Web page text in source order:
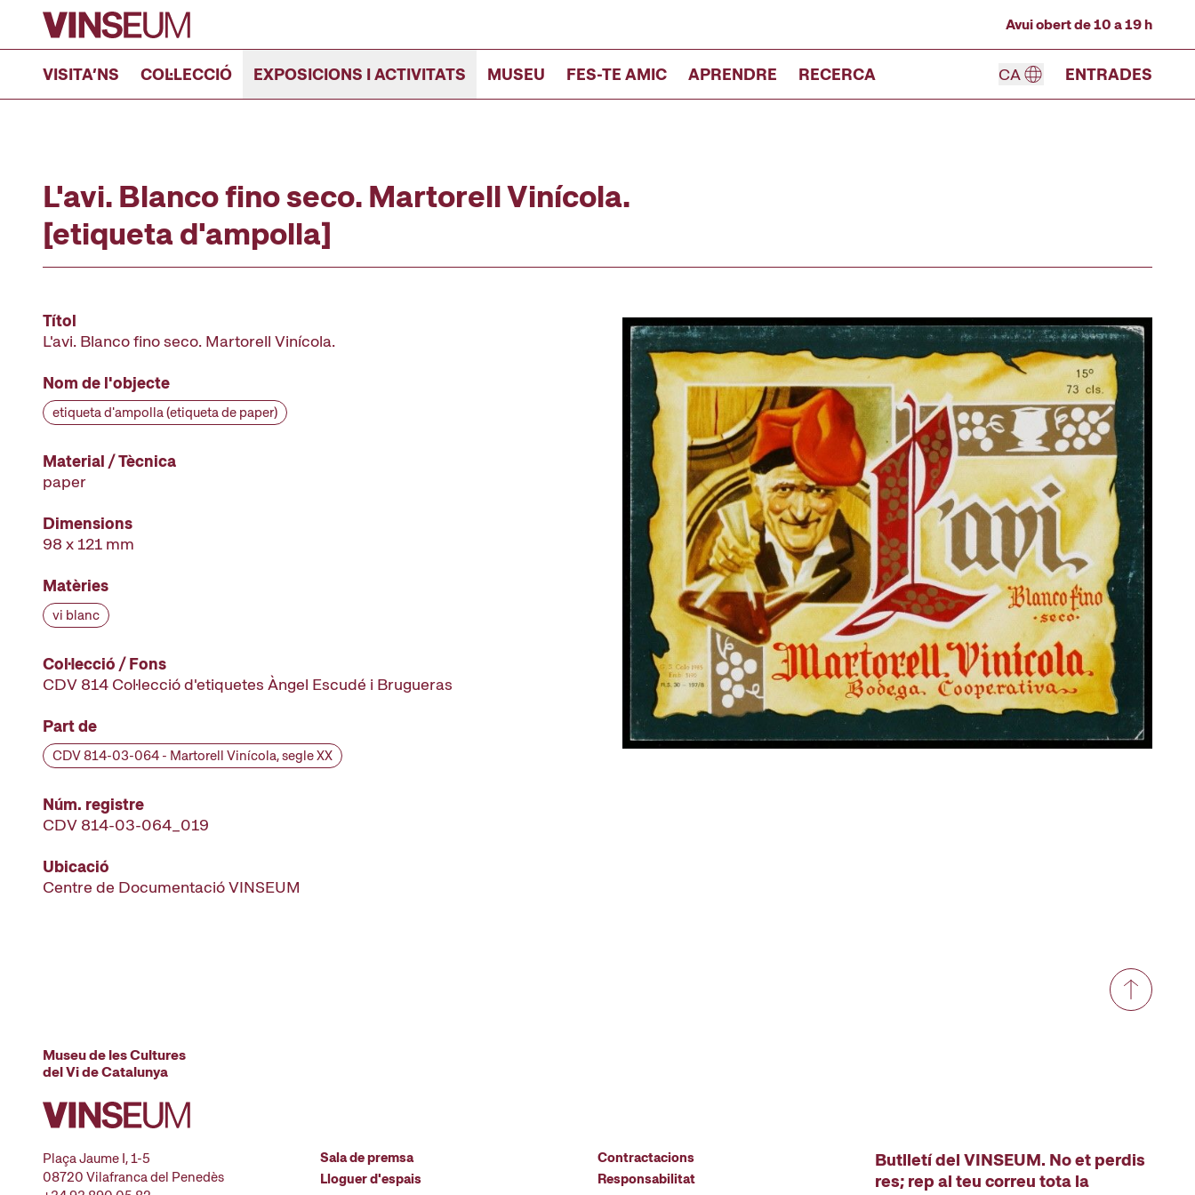
Anar al contingut
Avui obert de 10 a 19 h
VISITA’NS COL·LECCIÓ EXPOSICIONS I ACTIVITATS MUSEU FES-TE AMIC APRENDRE RECERCA CA ENTRADES
L'avi. Blanco fino seco. Martorell Vinícola.
[etiqueta d'ampolla]
Títol
L'avi. Blanco fino seco. Martorell Vinícola.
Nom de l'objecte
etiqueta d'ampolla (etiqueta de paper)
Material / Tècnica
paper
Dimensions
98 x 121 mm
Matèries
vi blanc
Col·lecció / Fons
CDV 814 Col·lecció d'etiquetes Àngel Escudé i Brugueras
Part de
CDV 814-03-064 - Martorell Vinícola, segle XX
Núm. registre
CDV 814-03-064_019
Ubicació
Centre de Documentació VINSEUM
Museu de les Cultures
del Vi de Catalunya
Plaça Jaume I, 1-5
08720 Vilafranca del Penedès
Sala de premsa
Lloguer d'espais
Contractacions
Responsabilitat
Butlletí del VINSEUM. No et perdis
res; rep al teu correu tota la